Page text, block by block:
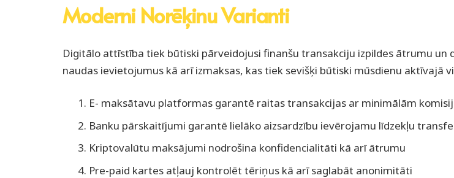
Moderni Norēķinu Varianti
Digitālo attīstība tiek būtiski pārveidojusi finanšu transakciju izpildes ātrumu
naudas ievietojumus kā arī izmaksas, kas tiek sevišķi būtiski mūsdienu aktīvajā
E- maksātavu platformas garantē raitas transakcijas ar minimālām
Banku pārskaitījumi garantē lielāko aizsardzību ievērojamu līdzekļu
Kriptovalūtu maksājumi nodrošina konfidencialitāti kā arī ātrumu
Pre-paid kartes atļauj kontrolēt tēriņus kā arī saglabāt anonimitāti